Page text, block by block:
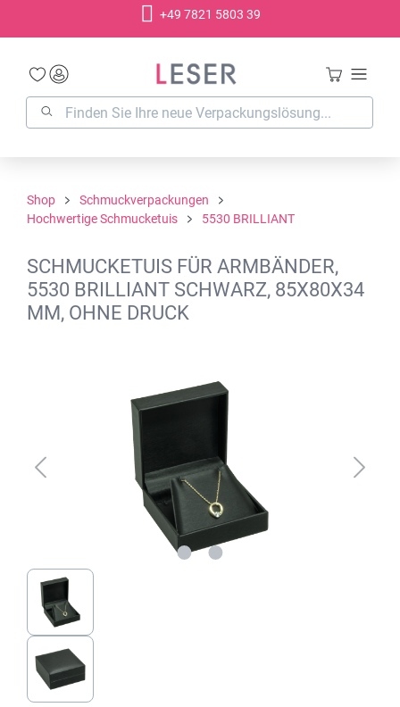
+49 7821 5803 39
Shop
Schmuckverpackungen
Hochwertige Schmucketuis
5530 BRILLIANT
SCHMUCKETUIS FÜR ARMBÄNDER,
5530 BRILLIANT SCHWARZ, 85X80X34
MM, OHNE DRUCK